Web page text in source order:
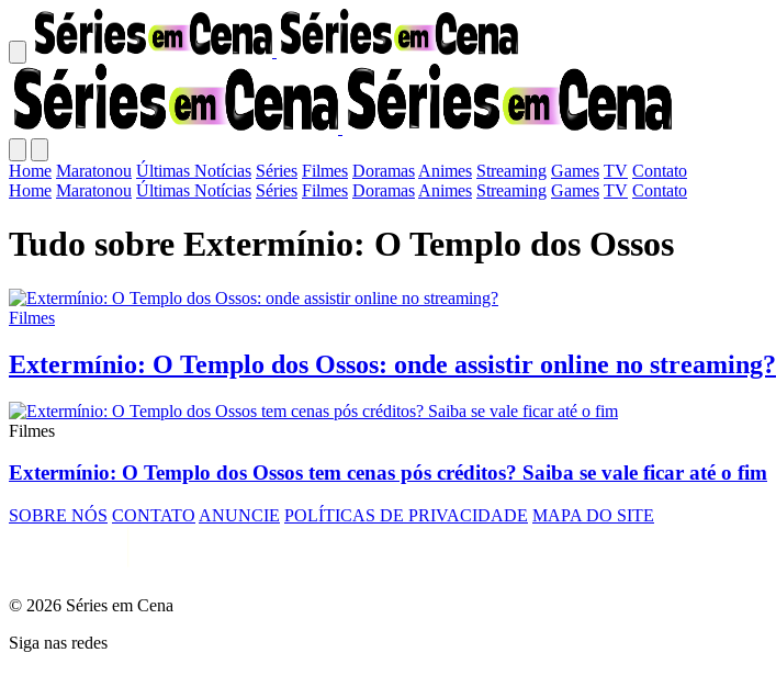
Home Maratonou Últimas Notícias Séries Filmes Doramas Animes Streaming Games TV Contato
Home Maratonou Últimas Notícias Séries Filmes Doramas Animes Streaming Games TV Contato
Tudo sobre Extermínio: O Templo dos Ossos
Filmes
Extermínio: O Templo dos Ossos: onde assistir online no streaming?
Filmes
Extermínio: O Templo dos Ossos tem cenas pós créditos? Saiba se vale ficar até o fim
SOBRE NÓS CONTATO ANUNCIE POLÍTICAS DE PRIVACIDADE MAPA DO SITE
© 2026 Séries em Cena
Siga nas redes